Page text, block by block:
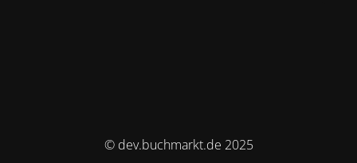
© dev.buchmarkt.de 2025